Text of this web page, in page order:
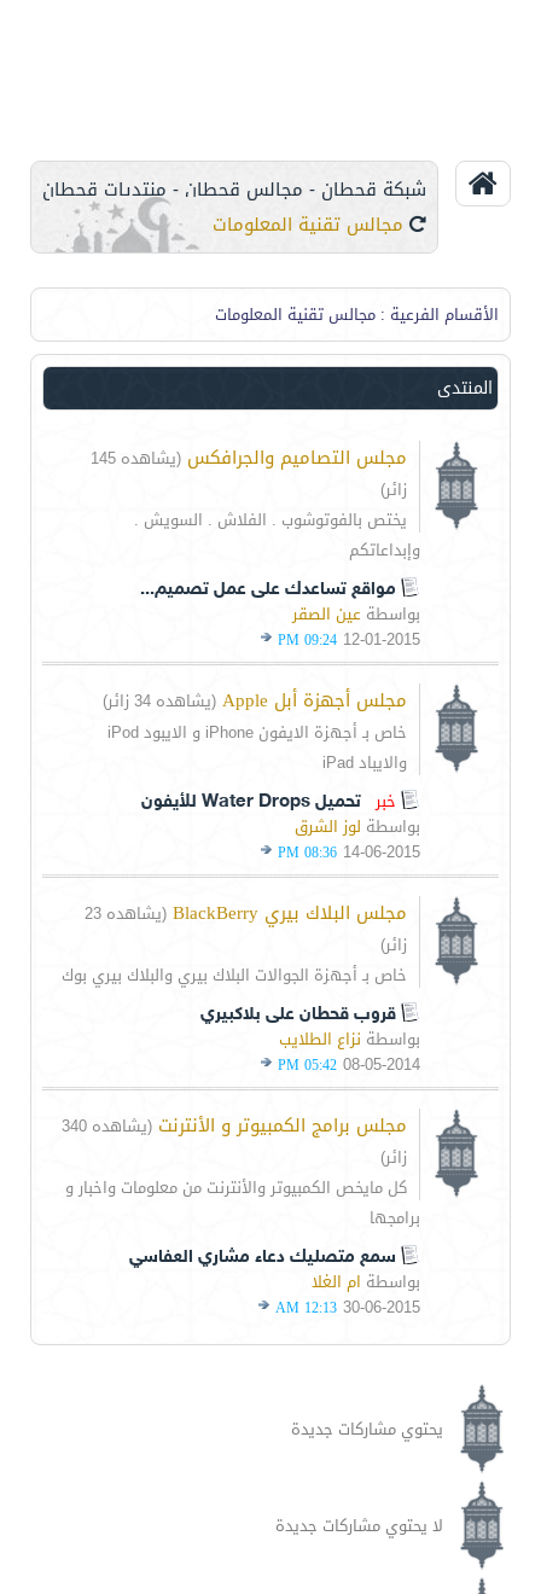
شبكة قحطان - مجالس قحطان - منتديات قحطان
مجالس تقنية المعلومات
الأقسام الفرعية : مجالس تقنية المعلومات
المنتدى
مجلس التصاميم والجرافكس
(يشاهده 145
زائر)
يختص بالفوتوشوب . الفلاش . السويش .
وإبداعاتكم
مواقع تساعدك على عمل تصميم...
بواسطة عين الصقر
12-01-2015
09:24 PM
مجلس أجهزة أبل Apple
(يشاهده 34 زائر)
خاص بـ أجهزة الايفون iPhone و الايبود iPod
والايباد iPad
خبر
تحميل Water Drops للأيفون
بواسطة لوز الشرق
14-06-2015
08:36 PM
مجلس البلاك بيري BlackBerry
(يشاهده 23
زائر)
خاص بـ أجهزة الجوالات البلاك بيري والبلاك بيري بوك
قروب قحطان على بلاكبيري
بواسطة نزاع الطلايب
08-05-2014
05:42 PM
مجلس برامج الكمبيوتر و الأنترنت
(يشاهده 340
زائر)
كل مايخص الكمبيوتر والأنترنت من معلومات واخبار و
برامجها
سمع متصليك دعاء مشاري العفاسي
بواسطة ام الغلا
30-06-2015
12:13 AM
يحتوي مشاركات جديدة
لا يحتوي مشاركات جديدة